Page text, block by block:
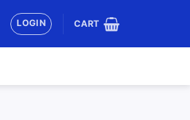
LOGIN CART